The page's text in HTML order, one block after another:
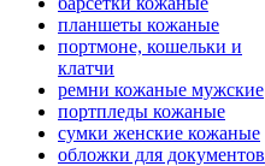
планшеты кожаные
портмоне, кошельки и
клатчи
ремни кожаные мужские
портпледы кожаные
сумки женские кожаные
обложки для документов